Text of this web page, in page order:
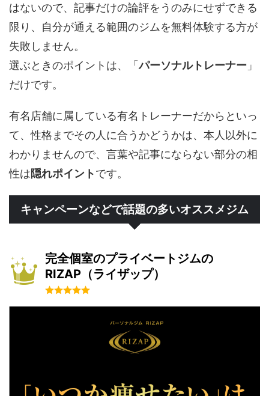
はないので、記事だけの論評をうのみにせずできる
限り、自分が通える範囲のジムを無料体験する方が
失敗しません。
選ぶときのポイントは、「パーソナルトレーナー 」
だけです。
有名店舗に属している有名トレーナーだからといっ
て、性格までその人に合うかどうかは、本人以外に
わかりませんので、言葉や記事にならない部分の相
性は隠れポイントです。
キャンペーンなどで話題の多いオススメジム
完全個室のプライベートジムの
RIZAP（ライザップ）